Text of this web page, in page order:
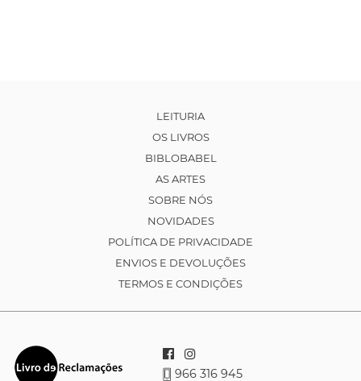
LEITURIA
OS LIVROS
BIBLOBABEL
AS ARTES
SOBRE NÓS
NOVIDADES
POLÍTICA DE PRIVACIDADE
ENVIOS E DEVOLUÇÕES
TERMOS E CONDIÇÕES
966 316 945